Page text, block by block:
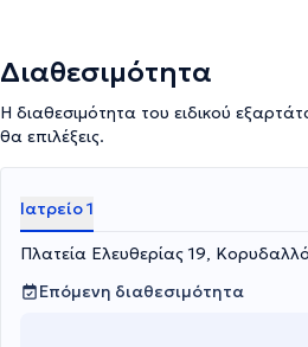
Διαθεσιμότητα
Η διαθεσιμότητα του ειδικού
θα επιλέξεις.
Ιατρείο 1
Πλατεία Ελευθερίας 19,
Επόμενη διαθεσιμότητα